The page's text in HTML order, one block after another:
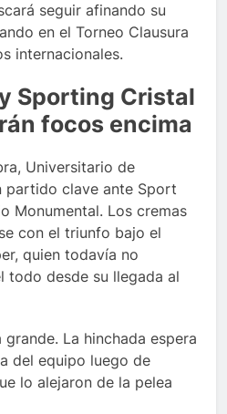
seguir afinando su
en el Torneo Clausura
internacionales.
Sporting Cristal
focos encima
Universitario de
partido clave ante Sport
Monumental. Los cremas
con el triunfo bajo el
quien todavía no
todo desde su llegada al
La hinchada espera
del equipo luego de
lo alejaron de la pelea